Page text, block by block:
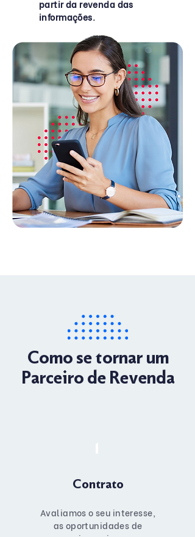
partir da revenda das
informações.
Como se tornar um
Parceiro de Revenda
Contrato
Avaliamos o seu interesse,
as oportunidades de